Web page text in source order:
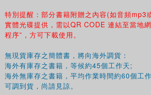
林黛玉戲鸚瀟湘館
拆牢籠放雀梨香院
秋爽齋偶結海棠社
林瀟湘魁奪菊花詩
劉姥姥嬉游大觀園
櫳翠庵茶品梅花雪
賈惜春圖繪大觀園
特別提醒：部分書籍附贈之內容(如音頻mp3
實體光碟提供，需以QR CODE 連結至當地
程序”，方可下載使用。
無現貨庫存之簡體書，將向海外調貨：
海外有庫存之書籍，等候約45個工作天;
海外無庫存之書籍，平均作業時間約60個工
可調到貨，尚請見諒。